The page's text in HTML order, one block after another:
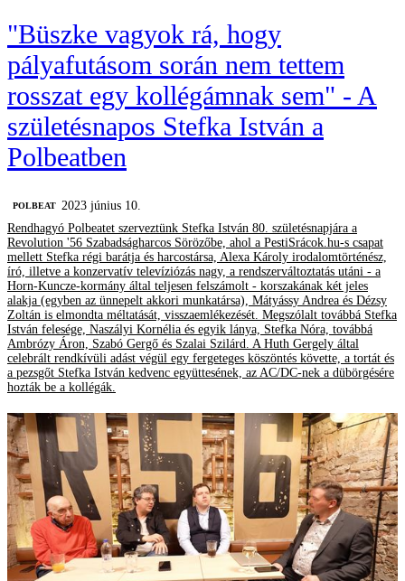
"Büszke vagyok rá, hogy
pályafutásom során nem tettem
rosszat egy kollégámnak sem" - A
születésnapos Stefka István a
Polbeatben
‎POLBEAT
2023 június 10.
Rendhagyó Polbeatet szerveztünk Stefka István 80. születésnapjára a
Revolution '56 Szabadságharcos Sörözőbe, ahol a PestiSrácok.hu-s csapat
mellett Stefka régi barátja és harcostársa, Alexa Károly irodalomtörténész,
író, illetve a konzervatív televíziózás nagy, a rendszerváltoztatás utáni - a
Horn-Kuncze-kormány által teljesen felszámolt - korszakának két jeles
alakja (egyben az ünnepelt akkori munkatársa), Mátyássy Andrea és Dézsy
Zoltán is elmondta méltatását, visszaemlékezését. Megszólalt továbbá Stefka
István felesége, Naszályi Kornélia és egyik lánya, Stefka Nóra, továbbá
Ambrózy Áron, Szabó Gergő és Szalai Szilárd. A Huth Gergely által
celebrált rendkívüli adást végül egy fergeteges köszöntés követte, a tortát és
a pezsgőt Stefka István kedvenc együttesének, az AC/DC-nek a dübörgésére
hozták be a kollégák.